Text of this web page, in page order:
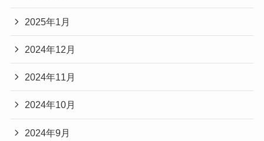
2025年1月
2024年12月
2024年11月
2024年10月
2024年9月